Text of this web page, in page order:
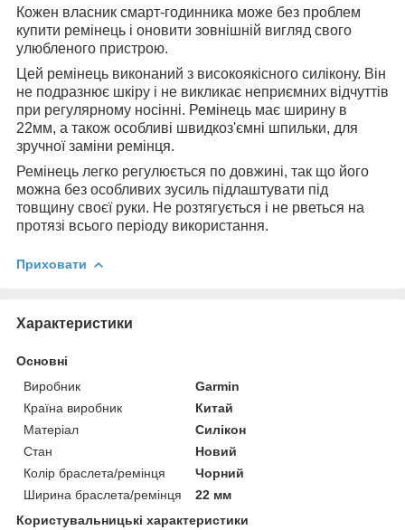
Кожен власник смарт-годинника може без проблем
купити ремінець і оновити зовнішній вигляд свого
улюбленого пристрою.
Цей ремінець виконаний з високоякісного силікону. Він
не подразнює шкіру і не викликає неприємних відчуттів
при регулярному носінні. Ремінець має ширину в
22мм, а також особливі швидкоз'ємні шпильки, для
зручної заміни ремінця.
Ремінець легко регулюється по довжині, так що його
можна без особливих зусиль підлаштувати під
товщину своєї руки. Не розтягується і не рветься на
протязі всього періоду використання.
Приховати
Характеристики
Основні
Виробник
Garmin
Країна виробник
Китай
Матеріал
Силікон
Стан
Новий
Колір браслета/ремінця
Чорний
Ширина браслета/ремінця
22 мм
Користувальницькі характеристики